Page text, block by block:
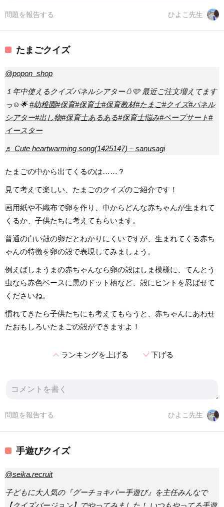
ひよこ先生
問題を報告する
たまごクイズ
@popon_shop
１年中使えるクイズパネルシアター🥚🩷 最近ご注文増えてます
っ☺️🌟#幼稚園#保育#保育士#保育教材#たまご#クイズ#パネル
シアター#出し物#保育士あるある#保育士悩み#ペープサート#
イースター
♬ Cute heartwarming song(1425147) – sanusagi
たまごの中から出てくるのは……？
見て考えて楽しい、たまごのクイズのご紹介です！
画用紙や不織布で卵を作り、中からどんな赤ちゃんが生まれて
くるか、子供たちに考えてもらいます。
普通の白い殻の卵だとわかりにくいですが、生まれてくる赤ち
ゃんの特徴を卵の殻で表現してみましょう。
例えばしまうまの赤ちゃんなら卵の殻はしま模様に、てんとう
虫なら赤色ベースに黒のドット柄など、殻にヒントを忍ばせて
くださいね。
慣れてきたら子供たちにも考えてもらうと、赤ちゃんにあわせ
たおもしろいたまごの殻ができますよ！
expand_lessランキングを上げる expand_more下げる
ひよこ先生
問題を報告する
手遊びクイズ
@seika.recruit
子どもに大人気の『グーチョキパー手遊び』を主任みんなで
【クイズバージョン】でやってみました！ いつもやってる手遊